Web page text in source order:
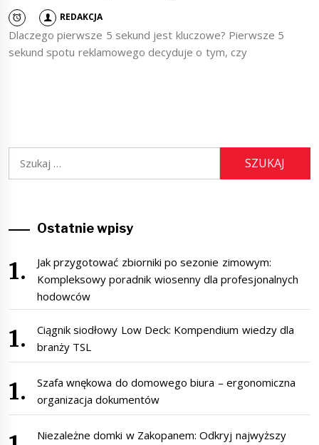
REDAKCJA
Dlaczego pierwsze 5 sekund jest kluczowe? Pierwsze 5
sekund spotu reklamowego decyduje o tym, czy
Szukaj:
Ostatnie wpisy
Jak przygotować zbiorniki po sezonie zimowym:
Kompleksowy poradnik wiosenny dla profesjonalnych
hodowców
Ciągnik siodłowy Low Deck: Kompendium wiedzy dla
branży TSL
Szafa wnękowa do domowego biura – ergonomiczna
organizacja dokumentów
Niezależne domki w Zakopanem: Odkryj najwyższy